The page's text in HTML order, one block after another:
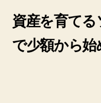
資産を育て
で少額から始